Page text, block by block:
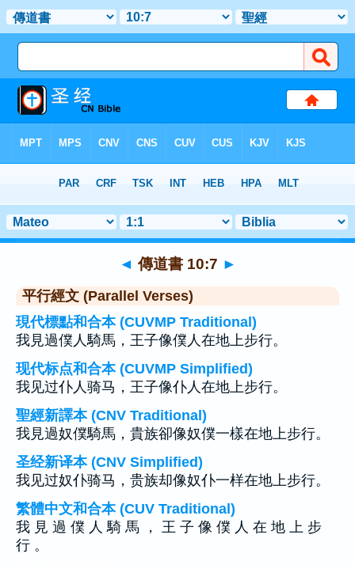
> 聖經金句 7
◄ 傳道書 10:7 ►
平行經文 (Parallel Verses)
現代標點和合本 (CUVMP Traditional)
我見過僕人騎馬，王子像僕人在地上步行。
现代标点和合本 (CUVMP Simplified)
我见过仆人骑马，王子像仆人在地上步行。
聖經新譯本 (CNV Traditional)
我見過奴僕騎馬，貴族卻像奴僕一樣在地上步行。
圣经新译本 (CNV Simplified)
我见过奴仆骑马，贵族却像奴仆一样在地上步行。
繁體中文和合本 (CUV Traditional)
我 見 過 僕 人 騎 馬 ， 王 子 像 僕 人 在 地 上 步
行 。